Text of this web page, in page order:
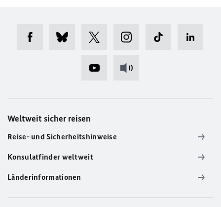
Weltweit sicher reisen
Reise- und Sicherheitshinweise
Konsulatfinder weltweit
Länderinformationen